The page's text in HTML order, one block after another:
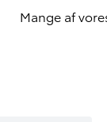
Mange af